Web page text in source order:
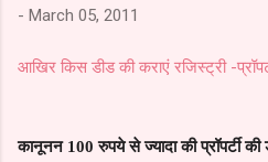
- March 05, 2011
आखिर किस डीड की कराएं रजिस्ट्री -
कानूनन 100 रुपये से ज्यादा की प्रॉपर्टी